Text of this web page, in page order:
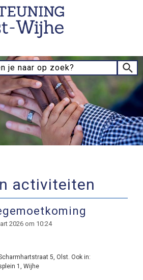
activiteiten
2026 om 10:24
5, Olst. Ook in:
1, Wijhe